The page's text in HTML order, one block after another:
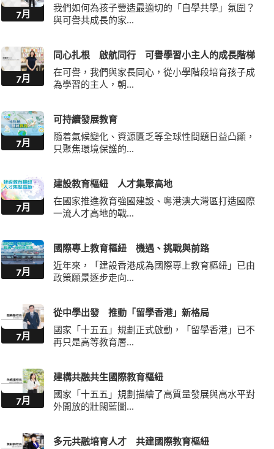
7月
我們如何為孩子營造最適切的「自學共學」氛圍？
與可譽共成長的家...
7月
同心扎根 啟航同行 可譽學習小主人的成長階梯
在可譽，我們與家長同心，從小學階段培育孩子成
為學習的主人，朝...
7月
可持續發展教育
隨着氣候變化、資源匱乏等全球性問題日益凸顯，
只聚焦環境保護的...
7月
建設教育樞紐 人才集聚高地
在國家推進教育強國建設、粵港澳大灣區打造國際
一流人才高地的戰...
7月
國際專上教育樞紐 機遇、挑戰與前路
近年來，「建設香港成為國際專上教育樞紐」已由
政策願景逐步走向...
7月
從中學出發 推動「留學香港」新格局
國家「十五五」規劃正式啟動，「留學香港」已不
再只是高等教育層...
7月
建構共融共生國際教育樞紐
國家「十五五」規劃描繪了高質量發展與高水平對
外開放的壯闊藍圖...
多元共融培育人才 共建國際教育樞紐